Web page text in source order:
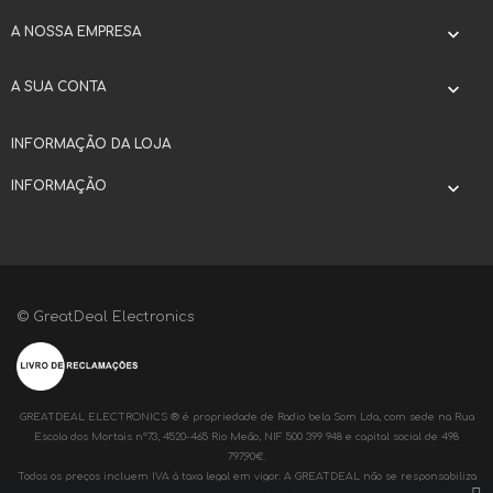
A NOSSA EMPRESA 
A SUA CONTA 
INFORMAÇÃO DA LOJA
INFORMAÇÃO 
© GreatDeal Electronics
GREATDEAL ELECTRONICS ® é propriedade de Radio bela Som Lda, com sede na Rua
Escola dos Mortais nº73, 4520-465 Rio Meão, NIF 500 399 948 e capital social de 498
797,90€.
Todos os preços incluem IVA à taxa legal em vigor. A GREATDEAL não se responsabiliza